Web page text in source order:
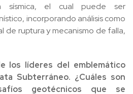
sísmica, el cual puede ser
incorporando análisis como
de ruptura y mecanismo de falla,
los líderes del emblemático
Subterráneo. ¿Cuáles son
geotécnicos que se